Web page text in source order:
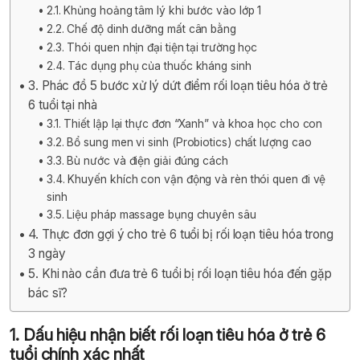
2.1. Khủng hoảng tâm lý khi bước vào lớp 1
2.2. Chế độ dinh dưỡng mất cân bằng
2.3. Thói quen nhịn đại tiện tại trường học
2.4. Tác dụng phụ của thuốc kháng sinh
3. Phác đồ 5 bước xử lý dứt điểm rối loạn tiêu hóa ở trẻ
6 tuổi tại nhà
3.1. Thiết lập lại thực đơn “Xanh” và khoa học cho con
3.2. Bổ sung men vi sinh (Probiotics) chất lượng cao
3.3. Bù nước và điện giải đúng cách
3.4. Khuyến khích con vận động và rèn thói quen đi vệ
sinh
3.5. Liệu pháp massage bụng chuyên sâu
4. Thực đơn gợi ý cho trẻ 6 tuổi bị rối loạn tiêu hóa trong
3 ngày
5. Khi nào cần đưa trẻ 6 tuổi bị rối loạn tiêu hóa đến gặp
bác sĩ?
1. Dấu hiệu nhận biết rối loạn tiêu hóa ở trẻ 6
tuổi chính xác nhất